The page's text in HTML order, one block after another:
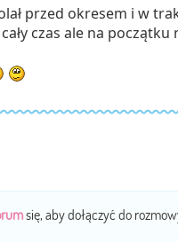
przed okresem i w
czas ale na początku
się, aby dołączyć do